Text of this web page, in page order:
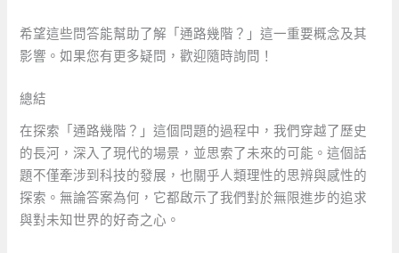
希望這些問答能幫助了解「通路幾階？」這一重要概念及其
影響。如果您有更多疑問，歡迎隨時詢問！
總結
在探索「通路幾階？」這個問題的過程中，我們穿越了歷史
的長河，深入了現代的場景，並思索了未來的可能。這個話
題不僅牽涉到科技的發展，也關乎人類理性的思辨與感性的
探索。無論答案為何，它都啟示了我們對於無限進步的追求
與對未知世界的好奇之心。